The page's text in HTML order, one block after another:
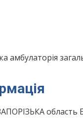
амбулаторія